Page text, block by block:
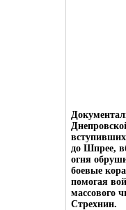
до Шпрее,
огня
боевые
помогая
массового
Стрехнин.